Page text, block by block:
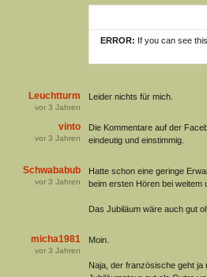
ERROR: If you can see
Leuchtturm
vor 3 Jahren
Leider nichts für mich.
vinto
vor 3 Jahren
Die Kommentare auf der
eindeutig und einstimmig.
Schwababub
vor 3 Jahren
Hatte schon eine geringe
beim ersten Hören bei weitem
Das Jubiläum wäre auch gut
micha1981
vor 3 Jahren
Moin.
Naja, der französische geht ja